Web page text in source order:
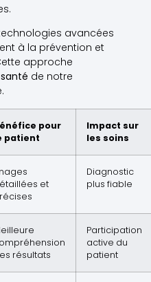
avancées
à la prévention et
approche
santé de notre
pour
patient
Impact sur
les soins
et
Diagnostic
plus fiable
résultats
Participation
active du
patient